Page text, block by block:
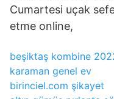
Cumartesi uçak
etme online,
beşiktaş kombine
karaman genel ev
birinciel.com şikayet